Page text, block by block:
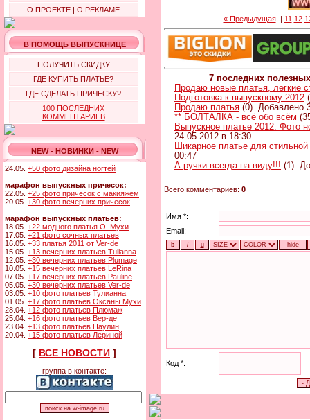
О ПРОЕКТЕ | О РЕКЛАМЕ
В ПОМОЩЬ ВЫПУСКНИЦЕ
ПОЛУЧИТЬ СКИДКУ
ГДЕ КУПИТЬ ПЛАТЬЕ?
ГДЕ СДЕЛАТЬ ПРИЧЕСКУ?
100 ПОСЛЕДНИХ
КОММЕНТАРИЕВ
NEW - НОВИНКИ - NEW
24.05. +50 фото дизайна ногтей
марафон выпускных причесок:
22.05. +25 фото причесок с макияжем
20.05. +30 фото вечерних причесок
марафон выпускных платьев:
18.05. +22 модного платья О. Мухи
17.05. +21 фото сочных платьев
16.05. +33 платья 2011 от Ver-de
15.05. +13 вечерних платьев Tulianna
12.05. +30 вечерних платьев Plumage
10.05. +15 вечерних платьев LeRina
07.05. +17 вечерних платьев Pauline
05.05. +30 вечерних платьев Ver-de
03.05. +10 фото платьев Тулианна
01.05. +17 фото платьев Оксаны Мухи
28.04. +12 фото платьев Плюмаж
25.04. +16 фото платьев Вер-де
23.04. +13 фото платьев Паулин
20.04. +15 фото платьев Лериной
[ ВСЕ НОВОСТИ ]
группа в контакте:
« Предыдущая| 11 12
7 последних
Продаю новые платья, легкие
Подготовка к выпускному 2012
Продаю платья (0). Добавлено
** БОЛТАЛКА - всё обо всём
Выпускное платье 2012. Фото
24.05.2012 в 18:30
Шикарное платье для
00:47
А ручки всегда на виду!!! (1).
Всего комментариев: 0
Имя *:
Email:
Код *: